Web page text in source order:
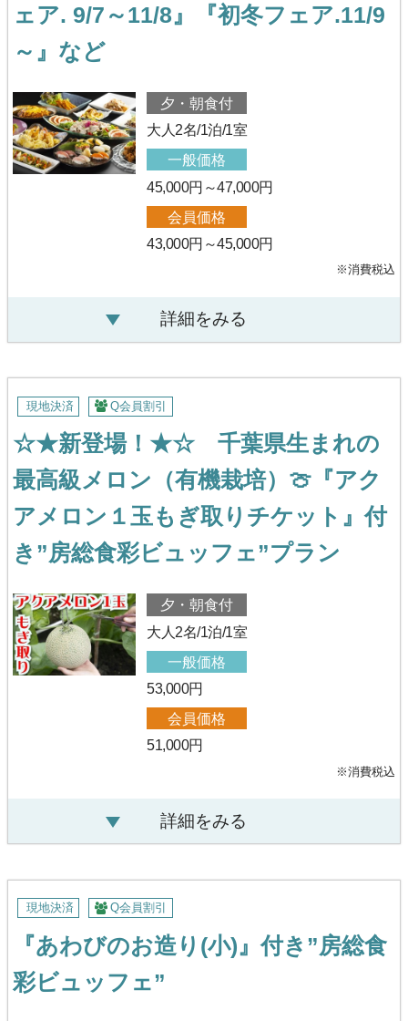
ェア. 9/7～11/8』『初冬フェア.11/9
～』など
夕・朝食付
大人2名/1泊/1室
一般価格
45,000円～47,000円
会員価格
43,000円～45,000円
※消費税込
詳細をみる
現地決済 Q会員割引
☆★新登場！★☆ 千葉県生まれの
最高級メロン（有機栽培）🍈『アク
アメロン１玉もぎ取りチケット』付
き”房総食彩ビュッフェ”プラン
夕・朝食付
大人2名/1泊/1室
一般価格
53,000円
会員価格
51,000円
※消費税込
詳細をみる
現地決済 Q会員割引
『あわびのお造り(小)』付き”房総食
彩ビュッフェ”